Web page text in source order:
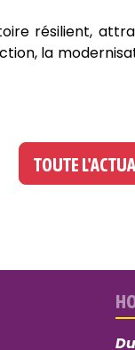
résilient,
la
TOUTE